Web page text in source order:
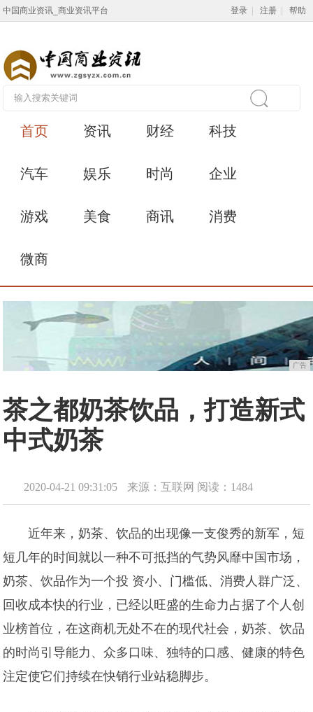
中国商业资讯_商业资讯平台 登录 注册 帮助
首页 资讯 财经 科技
汽车 娱乐 时尚 企业
游戏 美食 商讯 消费
微商
广告
茶之都奶茶饮品，打造新式
中式奶茶
2020-04-21 09:31:05 来源：互联网 阅读：1484
近年来，奶茶、饮品的出现像一支俊秀的新军，短
短几年的时间就以一种不可抵挡的气势风靡中国市场，
奶茶、饮品作为一个投 资小、门槛低、消费人群广泛、
回收成本快的行业，已经以旺盛的生命力占据了个人创
业榜首位，在这商机无处不在的现代社会，奶茶、饮品
的时尚引导能力、众多口味、独特的口感、健康的特色
注定使它们持续在快销行业站稳脚步。